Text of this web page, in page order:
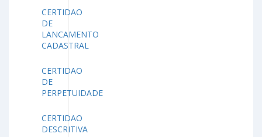
CERTIDAO
DE
LANCAMENTO
CADASTRAL
CERTIDAO
DE
PERPETUIDADE
CERTIDAO
DESCRITIVA